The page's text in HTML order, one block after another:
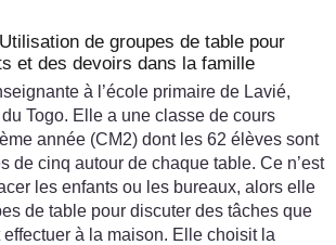
de groupes de table pour
et des devoirs dans la famille
à l’école primaire de Lavié,
Togo. Elle a une classe de cours
année (CM2) dont les 62 élèves sont
de cinq autour de chaque table. Ce n’est
les enfants ou les bureaux, alors elle
de table pour discuter des tâches que
effectuer à la maison. Elle choisit la